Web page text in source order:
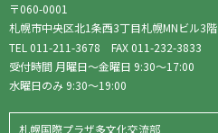
〒060-0001
札幌市中央区北1条西3丁目札幌MNビル3階
TEL 011-211-3678 FAX 011-232-3833
受付時間 月曜日〜金曜日 9:30〜17:00
水曜日のみ 9:30〜19:00
札幌国際プラザ多文化交流部